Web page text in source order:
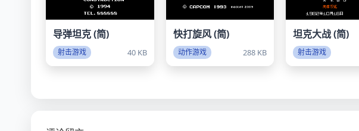
导弹坦克 (简)
射击游戏 40 KB
快打旋风 (简)
动作游戏 288 KB
坦克大战 (简)
射击游戏